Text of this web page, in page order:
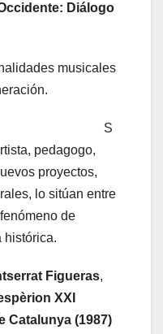
Diálogo
musicales
S
pedagogo,
proyectos,
lo sitúan entre
de
histórica.
Figueras,
XXI
Catalunya (1987)